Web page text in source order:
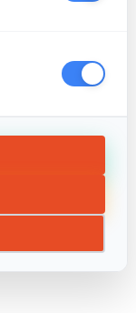
dzieci
czy
nudne!